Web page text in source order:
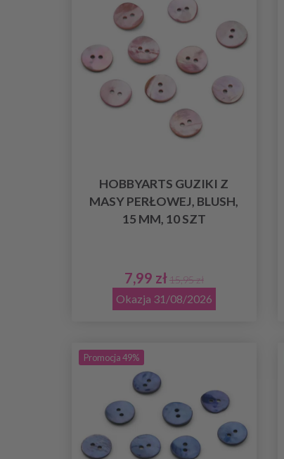
HOBBYARTS GUZIKI Z
MASY PERŁOWEJ, BLUSH,
15 MM, 10 SZT
7,99 zł15,95 zł
Okazja 31/08/2026
Promocja 49%